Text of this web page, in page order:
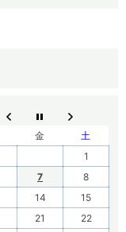
金
土
1
7
8
14
15
21
22